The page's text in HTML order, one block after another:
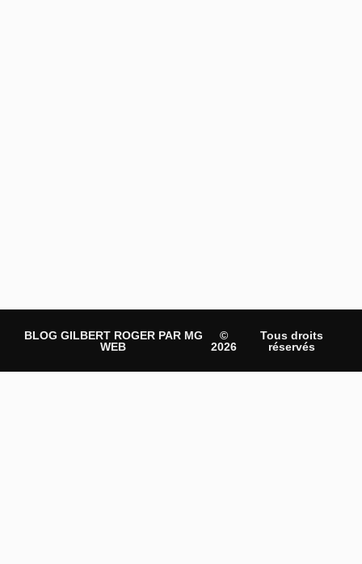
BLOG GILBERT ROGER PAR MG
WEB
©
2026
Tous droits
réservés